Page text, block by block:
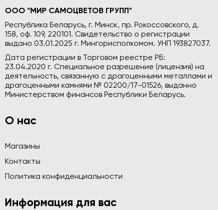
ООО "МИР САМОЦВЕТОВ ГРУПП"
Республика Беларусь, г. Минск, пр. Рокоссовского, д.
158, оф. 109, 220101. Свидетельство о регистрации
выдано 03.01.2025 г. Мингорисполкомом. УНП 193827037.
Дата регистрации в Торговом реестре РБ:
23.04.2020 г. Специальное разрешение (лицензия) на
деятельность, связанную с драгоценными металлами и
драгоценными камнями № 02200/17-01526, выданно
Министерством финансов Республики Беларусь.
О нас
Магазины
Контакты
Политика конфиденциальности
Информация для вас